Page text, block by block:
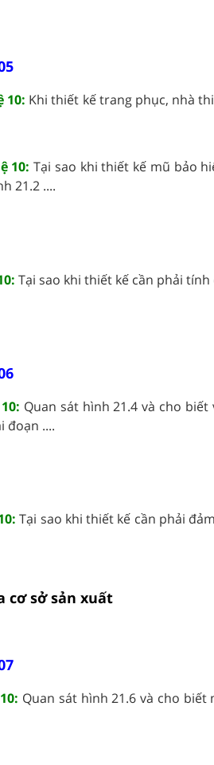
10: Khi thiết kế trang phục, nhà
10: Tại sao khi thiết kế mũ bảo
21.2 ....
Tại sao khi thiết kế cần phải
Quan sát hình 21.4 và cho
đoạn ....
Tại sao khi thiết kế cần phải
cơ sở sản xuất
Quan sát hình 21.6 và cho